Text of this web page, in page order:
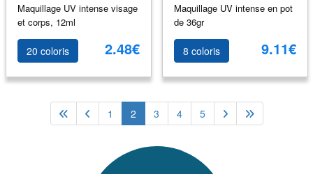
Maquillage UV intense visage
et corps, 12ml
20 coloris 2.48€
Maquillage UV intense en pot
de 36gr
8 coloris 9.11€
1 2 3 4 5